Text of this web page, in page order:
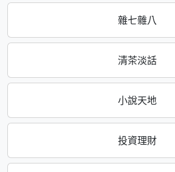
雜七雜八
清茶淡話
小說天地
投資理財